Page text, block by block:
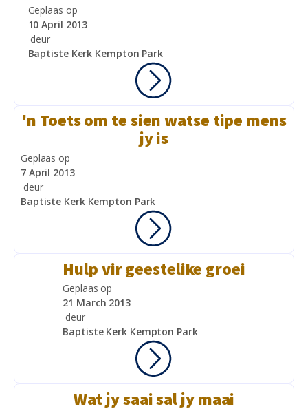
Geplaas op
10 April 2013
deur
Baptiste Kerk Kempton Park
'n Toets om te sien watse tipe mens
jy is
Geplaas op
7 April 2013
deur
Baptiste Kerk Kempton Park
Hulp vir geestelike groei
Geplaas op
21 March 2013
deur
Baptiste Kerk Kempton Park
Wat jy saai sal jy maai